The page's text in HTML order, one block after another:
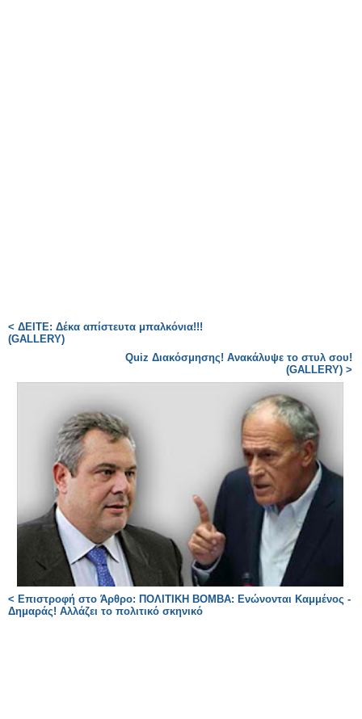
< ΔΕΙΤΕ: Δέκα απίστευτα μπαλκόνια!!!
(GALLERY)
Quiz Διακόσμησης! Ανακάλυψε το στυλ σου!
(GALLERY) >
< Επιστροφή στο Άρθρο: ΠΟΛΙΤΙΚΗ ΒΟΜΒΑ: Ενώνονται Καμμένος -
Δημαράς! Αλλάζει το πολιτικό σκηνικό